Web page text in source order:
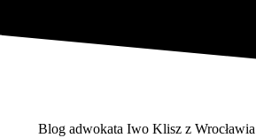
Blog adwokata Iwo Klisz z Wrocławia